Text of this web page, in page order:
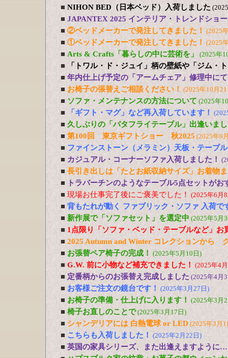
■ NIHON BED（日本ベッド）入荷しました
■ JAPANTEX 2025 インテリア・トレンドショー
■ ②ベッドメーカーで発注してきました！ (2025
■ ①ベッドメーカーで発注してきました！ (2025
■ Arts & Crafts「暮らしの中に芸術を」 (2025年
■
「トワル・ド・ジュイ」柄の壁紙や「ジム・
■ 年内仕上げ予定の「アームチェア」修理中にて
■ お椅子の張替えご相談ください！ (2025年10月
■ ソファ・メンテナンスの方法について (2025年
■ 「ギフト・マグ」など再入荷しています！
■ 久しぶりの「バタフライテーブル」出逢いま
■ 第100回 東京ギフトショー 秋2025 (2025年9
■ ファインストーン（メラミン）天板・テーブ
■ カジュアル・コーナーソファ入荷しました！
■ 長引き出しは「たとお紙収納サイズ」お着物
■
トラバーチンのようなテーブル5点セットが
■ 現場お仕事完了後にご褒美でした！ (2025年6月
■ 背もたれが動く ファブリック・ソファ 入荷で
■ 新作展で「ソファセット」を選定中 (2025年5月
■ 1点限り「ソファ・ベッド・テーブルなど」お
■ 2025 Autumn and Winter コレクションから
■ お張替ペア椅子の完成！ (2025年5月10日)
■ G.W. 前に小物など補充できました！ (2025年4
■ 定番柄からのお張替え完成しました (2025年4月
■ お客様ご注文の鏡台です！ (2025年3月27日)
■ お椅子の準備・仕上げに入ります！ (2025年3月
■ 椅子お直しのことで(2025年3月17日)
■ シャンデリアには 白熱電球 or LED (2025年3月1
■ こちらも入荷しました！ (2025年2月22日)
■ 英国の家具シリーズ、また出逢えますように…